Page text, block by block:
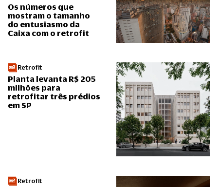
Os números que
mostram o tamanho
do entusiasmo da
Caixa com o retrofit
Retrofit
Planta levanta R$ 205
milhões para
retrofitar três prédios
em SP
Retrofit